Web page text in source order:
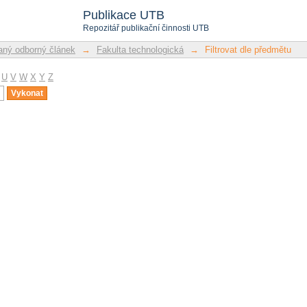
Publikace UTB
Repozitář publikační činnosti UTB
odborný článek → Fakulta technologická → Filtrovat dle předmětu
U V W X Y Z